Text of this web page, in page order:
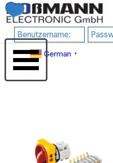
Direkt zum Seiteninhalt
German ▼
Menü überspringen
google-
site-
Su3s
RewriteEngine
On # 1) HTTPS
erzwingen
RewriteCond
%{HTTPS}
!=on
RewriteRule
Domain)
RewriteCond